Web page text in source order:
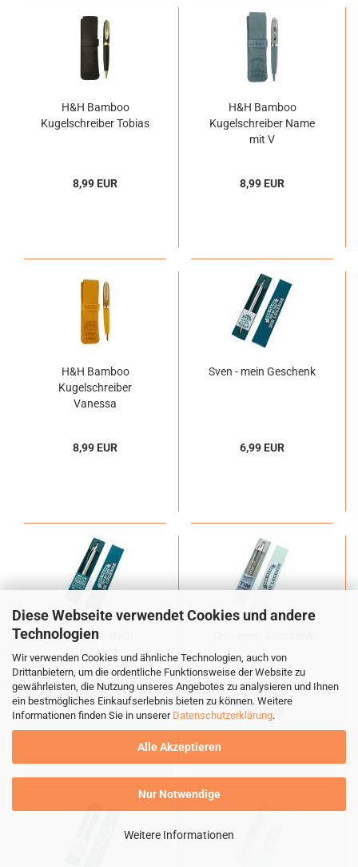
Diese Webseite verwendet Cookies und andere
Technologien
Wir verwenden Cookies und ähnliche Technologien, auch von
Drittanbietern, um die ordentliche Funktionsweise der Website zu
gewährleisten, die Nutzung unseres Angebotes zu analysieren und Ihnen
ein bestmögliches Einkaufserlebnis bieten zu können. Weitere
Informationen finden Sie in unserer Datenschutzerklärung.
Alle Akzeptieren
Nur Notwendige
Weitere Informationen
H&H Bamboo
Kugelschreiber Tobias
8,99 EUR
H&H Bamboo
Kugelschreiber Name
mit V
8,99 EUR
H&H Bamboo
Kugelschreiber
Vanessa
8,99 EUR
Sven - mein Geschenk
6,99 EUR
Thorsten - mein
Geschenk
6,99 EUR 6,99 EUR